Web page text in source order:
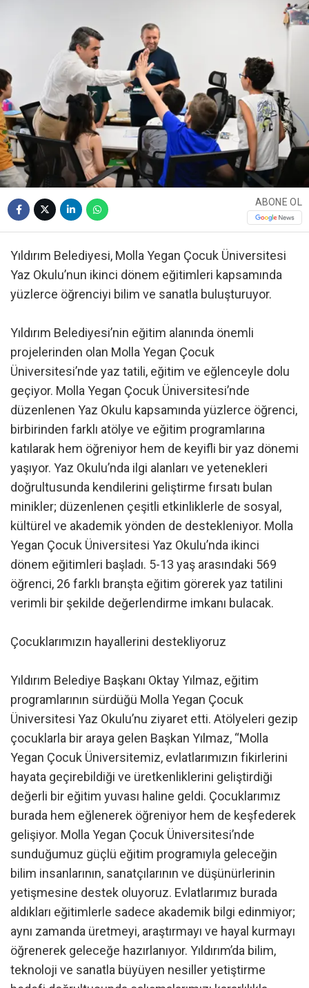
ABONE OL
Yıldırım Belediyesi, Molla Yegan Çocuk Üniversitesi
Yaz Okulu’nun ikinci dönem eğitimleri kapsamında
yüzlerce öğrenciyi bilim ve sanatla buluşturuyor.
Yıldırım Belediyesi’nin eğitim alanında önemli
projelerinden olan Molla Yegan Çocuk
Üniversitesi’nde yaz tatili, eğitim ve eğlenceyle dolu
geçiyor. Molla Yegan Çocuk Üniversitesi’nde
düzenlenen Yaz Okulu kapsamında yüzlerce öğrenci,
birbirinden farklı atölye ve eğitim programlarına
katılarak hem öğreniyor hem de keyifli bir yaz dönemi
yaşıyor. Yaz Okulu’nda ilgi alanları ve yetenekleri
doğrultusunda kendilerini geliştirme fırsatı bulan
minikler; düzenlenen çeşitli etkinliklerle de sosyal,
kültürel ve akademik yönden de destekleniyor. Molla
Yegan Çocuk Üniversitesi Yaz Okulu’nda ikinci
dönem eğitimleri başladı. 5-13 yaş arasındaki 569
öğrenci, 26 farklı branşta eğitim görerek yaz tatilini
verimli bir şekilde değerlendirme imkanı bulacak.
Çocuklarımızın hayallerini destekliyoruz
Yıldırım Belediye Başkanı Oktay Yılmaz, eğitim
programlarının sürdüğü Molla Yegan Çocuk
Üniversitesi Yaz Okulu’nu ziyaret etti. Atölyeleri gezip
çocuklarla bir araya gelen Başkan Yılmaz, “Molla
Yegan Çocuk Üniversitemiz, evlatlarımızın fikirlerini
hayata geçirebildiği ve üretkenliklerini geliştirdiği
değerli bir eğitim yuvası haline geldi. Çocuklarımız
burada hem eğlenerek öğreniyor hem de keşfederek
gelişiyor. Molla Yegan Çocuk Üniversitesi’nde
sunduğumuz güçlü eğitim programıyla geleceğin
bilim insanlarının, sanatçılarının ve düşünürlerinin
yetişmesine destek oluyoruz. Evlatlarımız burada
aldıkları eğitimlerle sadece akademik bilgi edinmiyor;
aynı zamanda üretmeyi, araştırmayı ve hayal kurmayı
öğrenerek geleceğe hazırlanıyor. Yıldırım’da bilim,
teknoloji ve sanatla büyüyen nesiller yetiştirme